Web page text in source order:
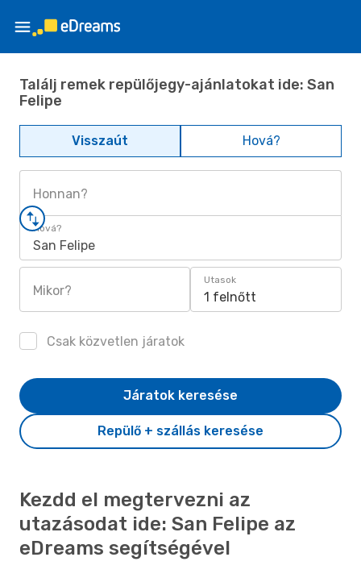
Találj remek repülőjegy-ajánlatokat ide: San
Felipe
Visszaút Hová?
Honnan?
Hová?
San Felipe
Mikor?
Utasok
1 felnőtt
Csak közvetlen járatok
Repülő + szállás keresése
Járatok keresése
Kezdd el megtervezni az
utazásodat ide: San Felipe az
eDreams segítségével